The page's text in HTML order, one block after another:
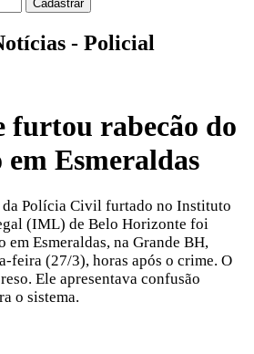
- Policial
furtou rabecão do
Esmeraldas
da Polícia Civil furtado no Instituto
(IML) de Belo Horizonte foi
em Esmeraldas, na Grande BH,
feira (27/3), horas após o crime. O
Ele apresentava confusão
o sistema.